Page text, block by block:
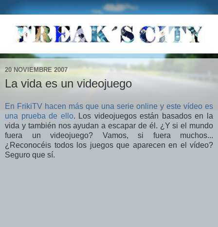
20 NOVIEMBRE 2007
La vida es un videojuego
En FrikiTV hacen más que una serie online y este vídeo es
una prueba de ello. Los videojuegos están basados en la
vida y también nos ayudan a escapar de él. ¿Y si el mundo
fuera un videojuego? Vamos, si fuera muchos...
¿Reconocéis todos los juegos que aparecen en el vídeo?
Seguro que sí.